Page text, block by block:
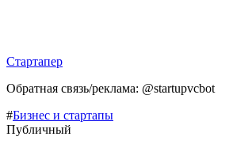
Стартапер
Обратная связь/реклама: @startupvcbot
#Бизнес и стартапы
Публичный